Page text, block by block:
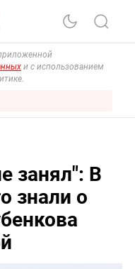
и с использованием
занял": В
знали о